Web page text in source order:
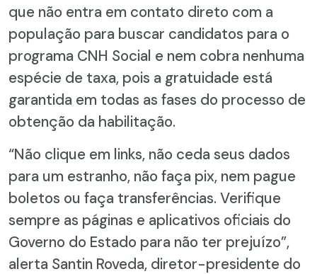
que não entra em contato direto com a
população para buscar candidatos para o
programa CNH Social e nem cobra nenhuma
espécie de taxa, pois a gratuidade está
garantida em todas as fases do processo de
obtenção da habilitação.
“Não clique em links, não ceda seus dados
para um estranho, não faça pix, nem pague
boletos ou faça transferências. Verifique
sempre as páginas e aplicativos oficiais do
Governo do Estado para não ter prejuízo”,
alerta Santin Roveda, diretor-presidente do